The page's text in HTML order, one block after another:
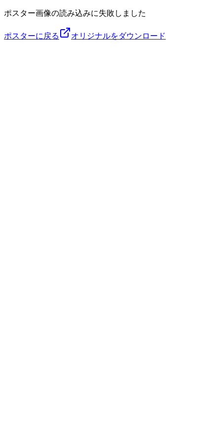
ポスター画像の読み込みに失敗しました
ポスターに戻る オリジナルをダウンロード